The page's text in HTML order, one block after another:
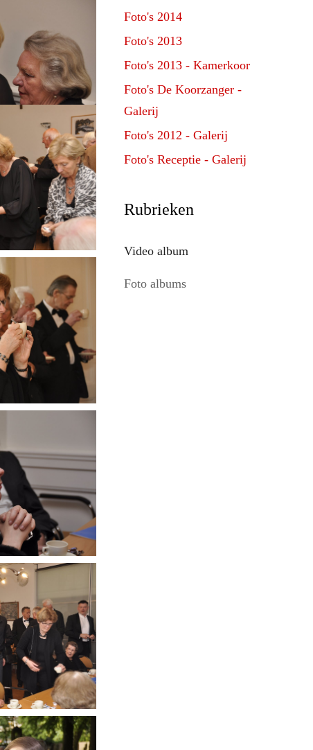
Foto's 2014
Foto's 2013
Foto's 2013 - Kamerkoor
Foto's De Koorzanger -
Galerij
Foto's 2012 - Galerij
Foto's Receptie - Galerij
Rubrieken
Video album
Foto albums